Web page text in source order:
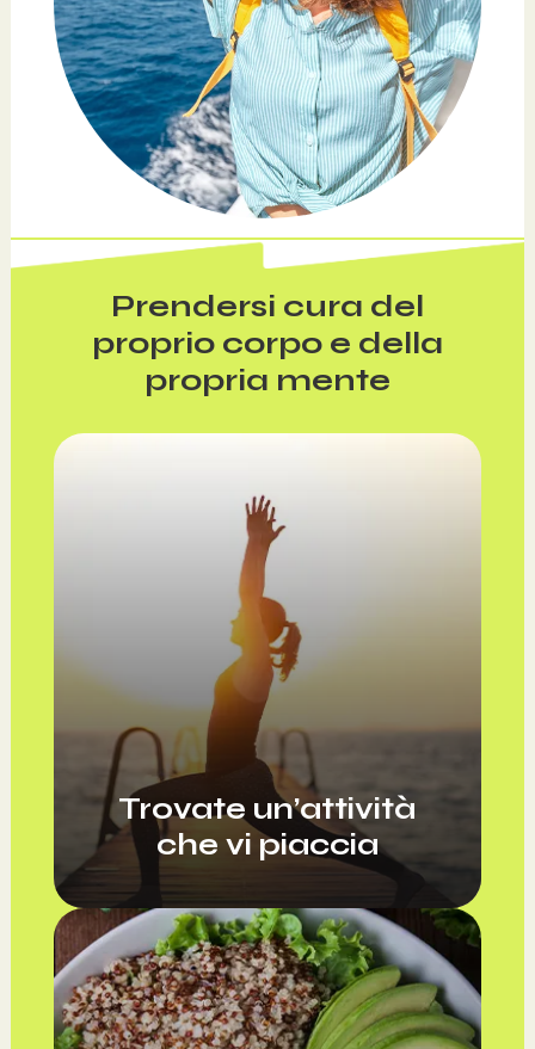
Prendersi cura del
proprio corpo e della
propria mente
Trovate un’attività
che vi piaccia